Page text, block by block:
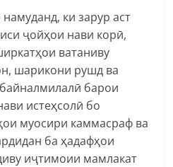
ки зарур аст
ҷойҳои нави корӣ,
ватаниву
шарикони рушд ва
барои
истеҳсолӣ бо
муосири каммасраф ва
ба ҳадафҳои
иҷтимоии мамлакат